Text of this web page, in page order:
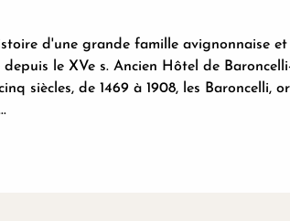
d'une grande famille avignonnaise
le XVe s. Ancien Hôtel de
siècles, de 1469 à 1908, les Baroncelli,